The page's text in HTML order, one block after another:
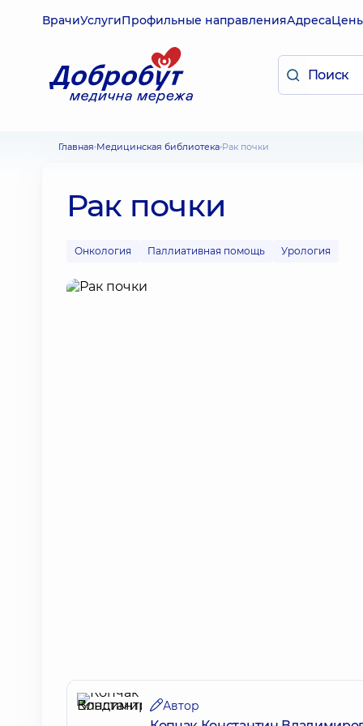
ВрачиУслугиПрофильные направленияАдреса
Главная Медицинская библиотека Рак почки
Рак почки
Онкология Паллиативная помощь Урология
Автор